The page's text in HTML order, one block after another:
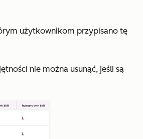
użytkownikom przypisano tę
nie można usunąć, jeśli są